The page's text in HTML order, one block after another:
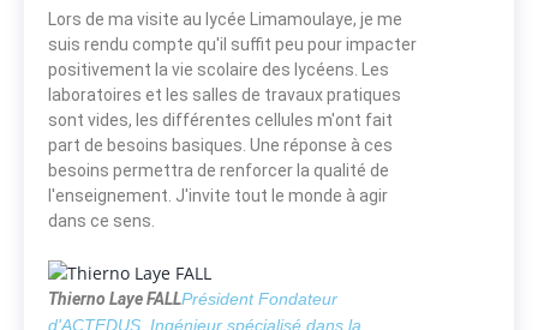
Lors de ma visite au lycée Limamoulaye, je me
suis rendu compte qu'il suffit peu pour impacter
positivement la vie scolaire des lycéens. Les
laboratoires et les salles de travaux pratiques
sont vides, les différentes cellules m'ont fait
part de besoins basiques. Une réponse à ces
besoins permettra de renforcer la qualité de
l'enseignement. J'invite tout le monde à agir
dans ce sens.
Thierno Laye FALLPrésident Fondateur
d'ACTEDUS, Ingénieur spécialisé dans la